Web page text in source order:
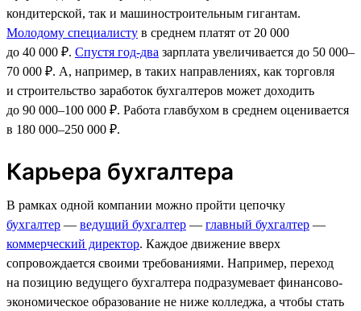
кондитерской, так и машиностроительным гигантам.
Молодому специалисту в среднем платят от 20 000
до 40 000 ₽. Спустя год-два зарплата увеличивается до 50 000–
70 000 ₽. А, например, в таких направлениях, как торговля
и строительство заработок бухгалтеров может доходить
до 90 000–100 000 ₽. Работа главбухом в среднем оценивается
в 180 000–250 000 ₽.
Карьера бухгалтера
В рамках одной компании можно пройти цепочку
бухгалтер — ведущий бухгалтер — главный бухгалтер —
коммерческий директор. Каждое движение вверх
сопровождается своими требованиями. Например, переход
на позицию ведущего бухгалтера подразумевает финансово-
экономическое образование не ниже колледжа, а чтобы стать